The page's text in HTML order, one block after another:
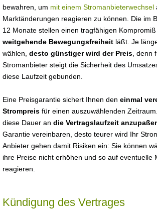
bewahren, um mit einem Stromanbieterwechsel
Marktänderungen reagieren zu können. Die im
12 Monate stellen einen tragfähigen
weitgehende Bewegungsfreiheit läßt. Je
wählen, desto günstiger wird der Preis , denn
Stromanbieter steigt die Sicherheit des
diese Laufzeit gebunden.
Eine Preisgarantie sichert Ihnen den einmal
Strompreis für einen auszuwählenden
diese Dauer an die Vertragslaufzeit
Garantie vereinbaren, desto teurer wird Ihr
Anbieter gehen damit Risiken ein: Sie können
ihre Preise nicht erhöhen und so auf eventuelle
reagieren.
Kündigung des Vertrages